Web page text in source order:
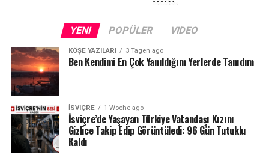
Kuraklığın etkileri yalnızca Schaffhausen ile sınırlı değil.
des Brenets de son derece düşük su seviyeleriyle karşı
karşıya.
24 Temmuz ölçümlerinde göl seviyesi denizden 742,13
metre, çıkıştaki su debisi ise yalnızca saniyede 1,2
metreküp olarak kaydedildi. Su seviyesinin düşmesi
nedeniyle göldeki tekne seferleri de durduruldu.
Lac des Brenets daha önce de uzun kuraklık
dönemlerinde benzer sorunlar yaşamış, özellikle 2022
YENI POPÜLER VIDEO
KÖŞE YAZILARI 3 Tagen ago
Ben Kendimi En Çok Yanıldığım Yerlerde Tanıdım
İSVIÇRE 1 Woche ago
İsviçre’de Yaşayan Türkiye Vatandaşı Kızını
Gizlice Takip Edip Görüntüledi: 96 Gün Tutuklu
Kaldı